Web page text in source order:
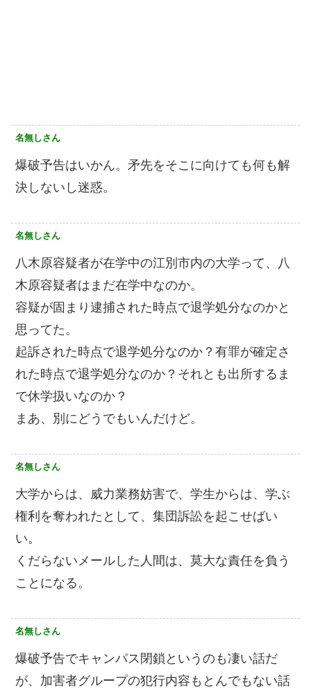
名無しさん
爆破予告はいかん。矛先をそこに向けても何も解
決しないし迷惑。
名無しさん
八木原容疑者が在学中の江別市内の大学って、八
木原容疑者はまだ在学中なのか。
容疑が固まり逮捕された時点で退学処分なのかと
思ってた。
起訴された時点で退学処分なのか？有罪が確定さ
れた時点で退学処分なのか？それとも出所するま
で休学扱いなのか？
まあ、別にどうでもいんだけど。
名無しさん
大学からは、威力業務妨害で、学生からは、学ぶ
権利を奪われたとして、集団訴訟を起こせばい
い。
くだらないメールした人間は、莫大な責任を負う
ことになる。
名無しさん
爆破予告でキャンパス閉鎖というのも凄い話だ
が、加害者グループの犯行内容もとんでもない話